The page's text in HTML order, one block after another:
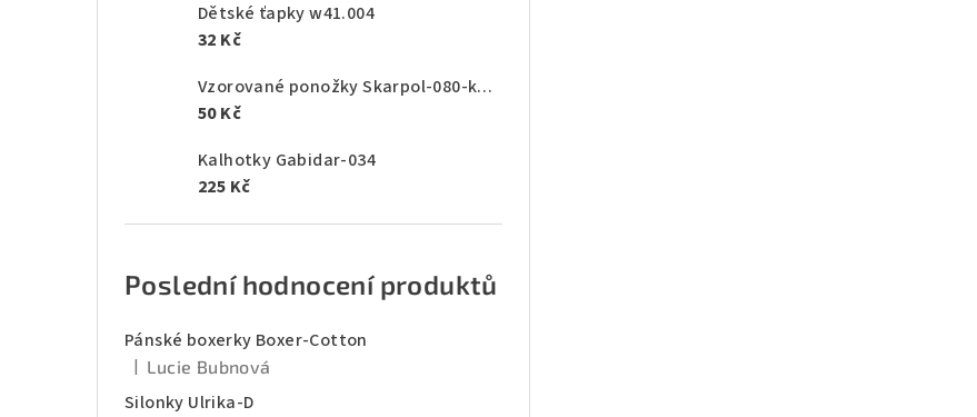
Dětské ťapky w41.004
32 Kč
Vzorované ponožky Skarpol-080-kaktus
50 Kč
Kalhotky Gabidar-034
225 Kč
Poslední hodnocení produktů
Pánské boxerky Boxer-Cotton
Hodnocení produktu je 5 z 5 hvězdiček.
Lucie Bubnová
Silonky Ulrika-D